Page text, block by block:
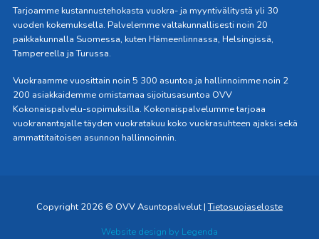
Tarjoamme kustannustehokasta vuokra- ja myyntivälitystä yli 30
vuoden kokemuksella. Palvelemme valtakunnallisesti noin 20
paikkakunnalla Suomessa, kuten Hämeenlinnassa, Helsingissä,
Tampereella ja Turussa.
Vuokraamme vuosittain noin 5 300 asuntoa ja hallinnoimme noin 2
200 asiakkaidemme omistamaa sijoitusasuntoa OVV
Kokonaispalvelu-sopimuksilla. Kokonaispalvelumme tarjoaa
vuokranantajalle täyden vuokratakuu koko vuokrasuhteen ajaksi sekä
ammattitaitoisen asunnon hallinnoinnin.
Copyright 2026 © OVV Asuntopalvelut |Tietosuojaseloste
Website design by Legenda